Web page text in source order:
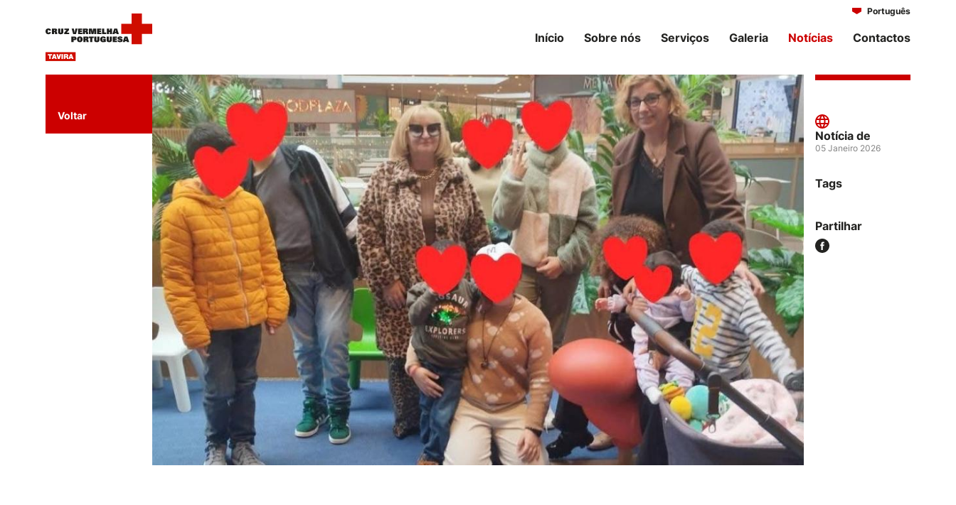
Início Sobre nós Serviços Galeria Notícias Contactos
Português
Italiano
Voltar
Notícia de
05 Janeiro 2026
Tags
Partilhar